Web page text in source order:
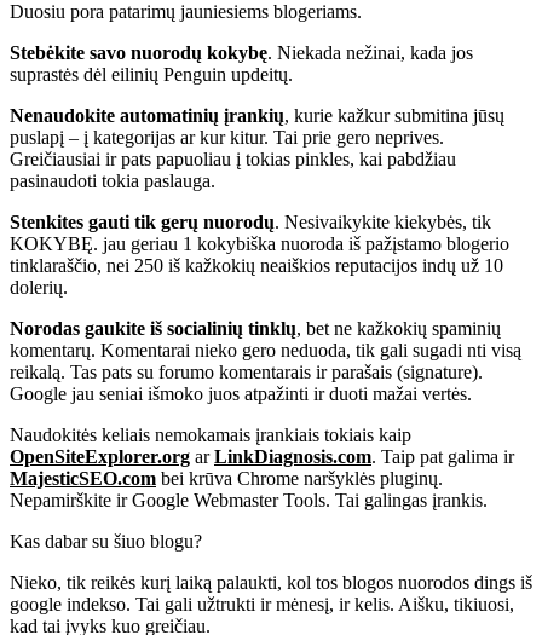
Duosiu pora patarimų jauniesiems blogeriams.
Stebėkite savo nuorodų kokybę. Niekada nežinai, kada jos
suprastės dėl eilinių Penguin updeitų.
Nenaudokite automatinių įrankių, kurie kažkur submitina jūsų
puslapį – į kategorijas ar kur kitur. Tai prie gero neprives.
Greičiausiai ir pats papuoliau į tokias pinkles, kai pabdžiau
pasinaudoti tokia paslauga.
Stenkites gauti tik gerų nuorodų. Nesivaikykite kiekybės, tik
KOKYBĘ. jau geriau 1 kokybiška nuoroda iš pažįstamo blogerio
tinklaraščio, nei 250 iš kažkokių neaiškios reputacijos indų už 10
dolerių.
Norodas gaukite iš socialinių tinklų, bet ne kažkokių spaminių
komentarų. Komentarai nieko gero neduoda, tik gali sugadi nti visą
reikalą. Tas pats su forumo komentarais ir parašais (signature).
Google jau seniai išmoko juos atpažinti ir duoti mažai vertės.
Naudokitės keliais nemokamais įrankiais tokiais kaip
OpenSiteExplorer.org arLinkDiagnosis.com. Taip pat galima ir
MajesticSEO.com bei krūva Chrome naršyklės pluginų.
Nepamirškite ir Google Webmaster Tools. Tai galingas įrankis.
Kas dabar su šiuo blogu?
Nieko, tik reikės kurį laiką palaukti, kol tos blogos nuorodos dings iš
google indekso. Tai gali užtrukti ir mėnesį, ir kelis. Aišku, tikiuosi,
kad tai įvyks kuo greičiau.